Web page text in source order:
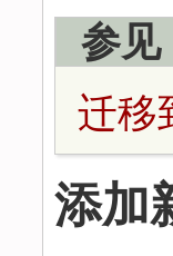
参见
迁移
添加